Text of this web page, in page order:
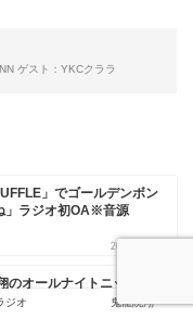
ゲスト：YKCクララ
」でゴールデンボン
」ラジオ初OA※音源
2017-12-30
のオールナイトニッポン
【ここで聞けるよ】
ジオ 鬼龍院翔